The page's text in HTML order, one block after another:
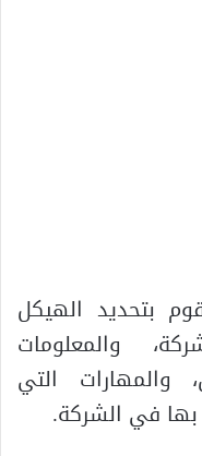
بتحديد الهيكل
والمعلومات
والمهارات التي
في الشركة.